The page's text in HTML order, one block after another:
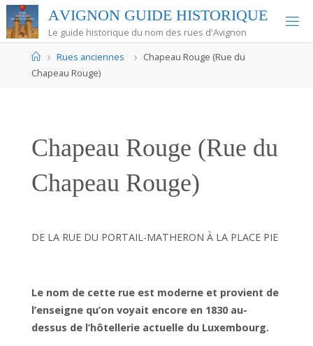
Skip
to
content
AVIGNON GUIDE HISTORIQUE
Le guide historique du nom des rues d'Avignon
HomeRues anciennes
Chapeau Rouge (Rue du
Chapeau Rouge)
Chapeau Rouge (Rue du
Chapeau Rouge)
DE LA RUE DU PORTAIL-MATHERON À LA PLACE PIE
Le nom de cette rue est moderne et provient de
l’enseigne qu’on voyait encore en 1830 au-
dessus de l’hôtellerie actuelle du Luxembourg.